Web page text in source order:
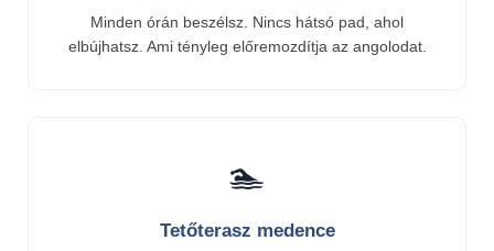
Minden órán beszélsz. Nincs hátsó pad, ahol
elbújhatsz. Ami tényleg előremozdítja az angolodat.
🏊
Tetőterasz medence